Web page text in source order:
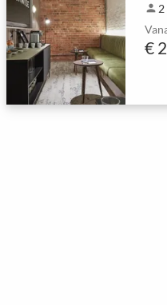
person 2
€